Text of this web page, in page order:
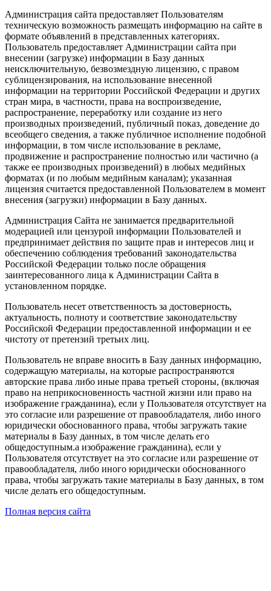
Администрация сайта предоставляет Пользователям
техническую возможность размещать информацию на сайте в
формате объявлений в представленных категориях.
Пользователь предоставляет Администрации сайта при
внесении (загрузке) информации в Базу данных
неисключительную, безвозмездную лицензию, с правом
сублицензирования, на использование внесенной
информации на территории Российской Федерации и других
стран мира, в частности, права на воспроизведение,
распространение, переработку или создание из него
производных произведений, публичный показ, доведение до
всеобщего сведения, а также публичное исполнение подобной
информации, в том числе использование в рекламе,
продвижение и распространение полностью или частично (а
также ее производных произведений) в любых медийных
форматах (и по любым медийным каналам); указанная
лицензия считается предоставленной Пользователем в момент
внесения (загрузки) информации в Базу данных.
Администрация Сайта не занимается предварительной
модерацией или цензурой информации Пользователей и
предпринимает действия по защите прав и интересов лиц и
обеспечению соблюдения требований законодательства
Российской Федерации только после обращения
заинтересованного лица к Администрации Сайта в
установленном порядке.
Пользователь несет ответственность за достоверность,
актуальность, полноту и соответствие законодательству
Российской Федерации предоставленной информации и ее
чистоту от претензий третьих лиц.
Пользователь не вправе вносить в Базу данных информацию,
содержащую материалы, на которые распространяются
авторские права либо иные права третьей стороны, (включая
право на неприкосновенность частной жизни или право на
изображение гражданина), если у Пользователя отсутствует на
это согласие или разрешение от правообладателя, либо иного
юридически обоснованного права, чтобы загружать такие
материалы в Базу данных, в том числе делать его
общедоступным.а изображение гражданина), если у
Пользователя отсутствует на это согласие или разрешение от
правообладателя, либо иного юридически обоснованного
права, чтобы загружать такие материалы в Базу данных, в том
числе делать его общедоступным.
Полная версия сайта